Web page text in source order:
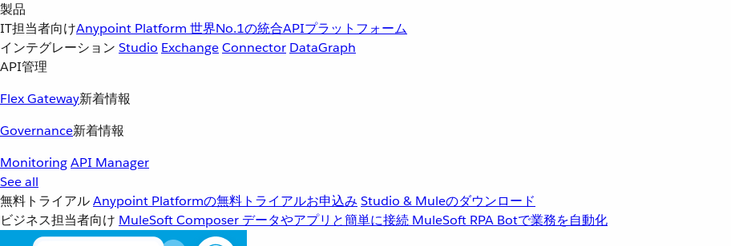
製品
IT担当者向けAnypoint Platform 世界No.1の統合APIプラットフォーム
インテグレーション Studio ExchangeConnector DataGraph
API管理
Flex Gateway新着情報
Governance新着情報
MonitoringAPI Manager
See all
無料トライアルAnypoint Platformの無料トライアルお申込み Studio & Muleのダウンロード
ビジネス担当者向け MuleSoft Composer データやアプリと簡単に接続 MuleSoft RPA Botで業務を自動化